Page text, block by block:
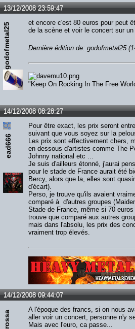
13/12/2008 23:59:47
godofmetal25
et encore c'est 80 euros pour peut
de la scène et voir le concert sur un
Dernière édition de: godofmetal25
"Keep On Rocking In The Free
14/12/2008 08:28:27
ead666
Pour être exact, les prix seront entre
suivant que vous soyez sur la
Les prix sont effectivement chers,
en dessous d'artistes comme The
Johnny national etc ...
Je suis d'ailleurs étonné, j'aurai
pour le stade de France aurait été
Bercy, alors que la, elles sont
d'écart).
Perso, je trouve qu'ils avaient
comparé à d'autres groupes
Stade de France, même si 70
trouve que comparé aux autres
mais dans l'absolu, les prix des
vraiment trop élevés.
Lien :http://heavymetalreviews.fr/
14/12/2008 09:44:07
A l'époque des francs, si on nous
aller voir un concert, personne n'y
Mais avec l'euro, ca passe...